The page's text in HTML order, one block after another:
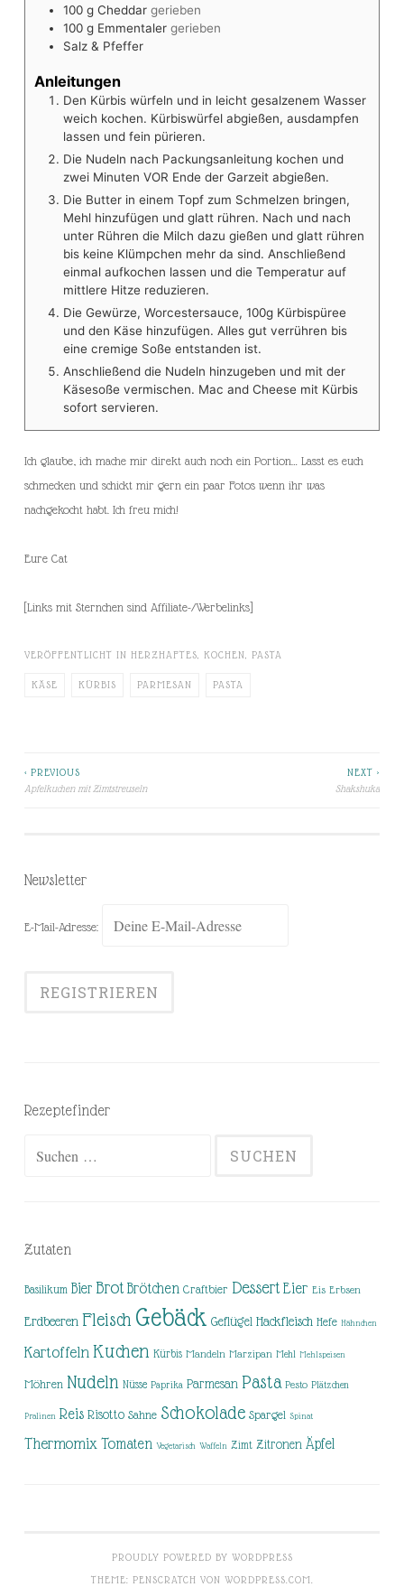
100 g Cheddar gerieben
100 g Emmentaler gerieben
Salz & Pfeffer
Anleitungen
Den Kürbis würfeln und in leicht gesalzenem Wasser
weich kochen. Kürbiswürfel abgießen, ausdampfen
lassen und fein pürieren.
Die Nudeln nach Packungsanleitung kochen und
zwei Minuten VOR Ende der Garzeit abgießen.
Die Butter in einem Topf zum Schmelzen bringen,
Mehl hinzufügen und glatt rühren. Nach und nach
unter Rühren die Milch dazu gießen und glatt rühren
bis keine Klümpchen mehr da sind. Anschließend
einmal aufkochen lassen und die Temperatur auf
mittlere Hitze reduzieren.
Die Gewürze, Worcestersauce, 100g Kürbispüree
und den Käse hinzufügen. Alles gut verrühren bis
eine cremige Soße entstanden ist.
Anschließend die Nudeln hinzugeben und mit der
Käsesoße vermischen. Mac and Cheese mit Kürbis
sofort servieren.
Ich glaube, ich mache mir direkt auch noch ein Portion… Lasst es euch
schmecken und schickt mir gern ein paar Fotos wenn ihr was
nachgekocht habt. Ich freu mich!
Eure Cat
[Links mit Sternchen sind Affiliate-/Werbelinks]
VERÖFFENTLICHT IN HERZHAFTES, KOCHEN, PASTA
KÄSE KÜRBIS PARMESAN PASTA
Beitragsnavigation
< PREVIOUS
Apfelkuchen mit Zimtstreuseln
NEXT >
Shakshuka
Newsletter
E-Mail-Adresse:
Rezeptefinder
Zutaten
Basilikum Bier Brot Brötchen Craftbier Dessert Eier Eis Erbsen
Erdbeeren Fleisch Gebäck Geflügel Hackfleisch Hefe Hähnchen
Kartoffeln Kuchen Kürbis Mandeln Marzipan Mehl Mehlspeisen
Möhren Nudeln Nüsse Paprika Parmesan Pasta Pesto Plätzchen
Pralinen Reis Risotto Sahne Schokolade Spargel Spinat
Thermomix Tomaten Vegetarisch Waffeln Zimt Zitronen Äpfel
PROUDLY POWERED BY WORDPRESS
THEME: PENSCRATCH VON WORDPRESS.COM.